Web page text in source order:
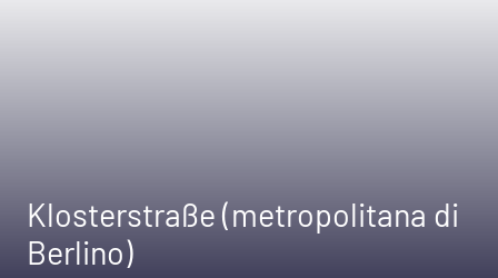
Klosterstraße (metropolitana di
Berlino)